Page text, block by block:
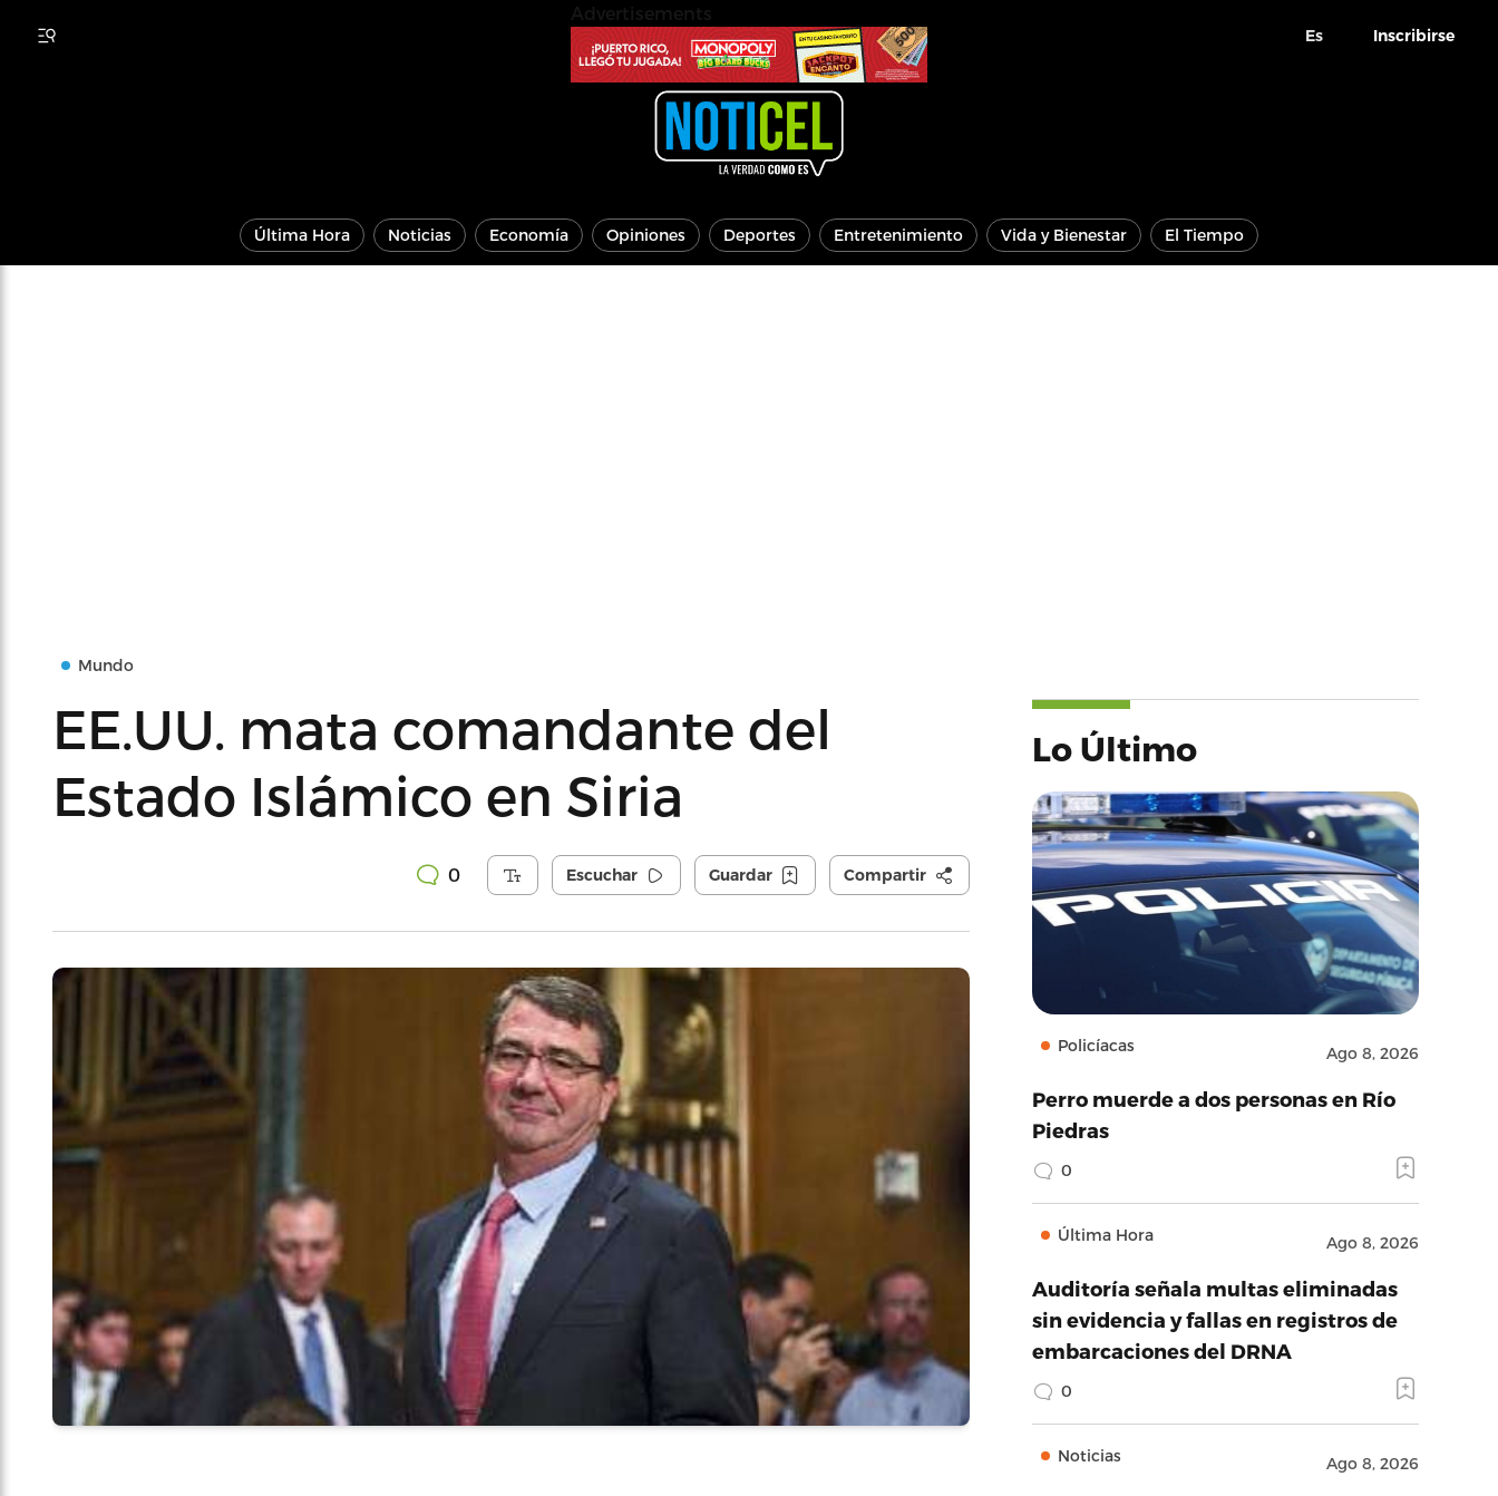
Es Inscribirse
Última Hora Noticias Economía Opiniones Deportes Entretenimiento Vida y Bienestar El Tiempo
Mundo
EE.UU. mata comandante del
Estado Islámico en Siria
0 Escuchar Guardar Compartir
Lo Último
Policíacas Ago 8, 2026
Perro muerde a dos personas en Río
Piedras
0
Última Hora Ago 8, 2026
Auditoría señala multas eliminadas
sin evidencia y fallas en registros de
embarcaciones del DRNA
0
Noticias Ago 8, 2026